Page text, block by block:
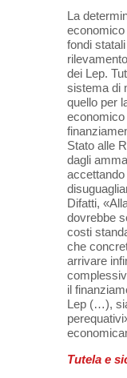
La
economico
fondi
dei Lep.
sistema di
quello per
Stato alle
dagli
Difatti,
dovrebbe
costi
che
arrivare
il
Lep (…),
Tutela e